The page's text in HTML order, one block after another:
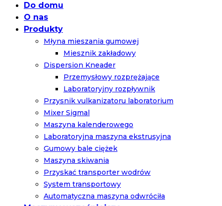
Do domu
O nas
Produkty
Młyna mieszania gumowej
Miesznik zakładowy
Dispersion Kneader
Przemysłowy rozprężające
Laboratoryjny rozpływnik
Przysnik vulkanizatoru laboratorium
Mixer Sigmal
Maszyna kalenderowego
Laboratoryjna maszyna ekstrusyjna
Gumowy bale ciężek
Maszyna skiwania
Przyskać transporter wodrów
System transportowy
Automatyczna maszyna odwróciła